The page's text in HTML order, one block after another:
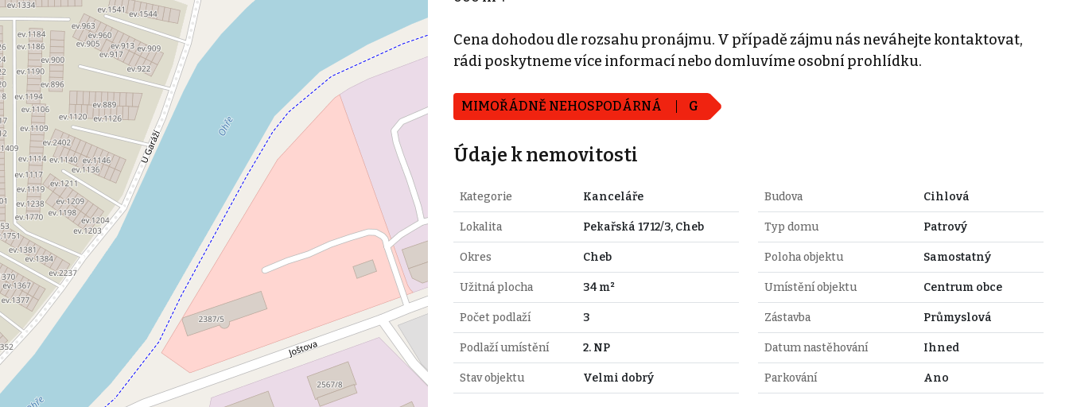
Cena dohodou dle rozsahu pronájmu. V případě zájmu nás neváhejte kontaktovat,
rádi poskytneme více informací nebo domluvíme osobní prohlídku.
MIMOŘÁDNĚ NEHOSPODÁRNÁ G
Údaje k nemovitosti
Kategorie Kanceláře
Lokalita Pekařská 1712/3, Cheb
Okres Cheb
Užitná plocha 34 m²
Počet podlaží 3
Podlaží umístění 2. NP
Stav objektu Velmi dobrý
Budova Cihlová
Typ domu Patrový
Poloha objektu Samostatný
Umístění objektu Centrum obce
Zástavba Průmyslová
Datum nastěhování Ihned
Parkování Ano